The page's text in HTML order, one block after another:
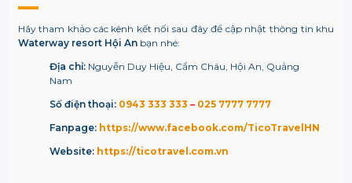
Hãy tham khảo các kênh kết nối sau đây để cập nhật thông tin khu
Waterway resort Hội An bạn nhé:
Địa chỉ: Nguyễn Duy Hiệu, Cẩm Châu, Hội An, Quảng
Nam
Số điện thoại: 0943 333 333 – 025 7777 7777
Fanpage: https://www.facebook.com/TicoTravelHN
Website: https://ticotravel.com.vn